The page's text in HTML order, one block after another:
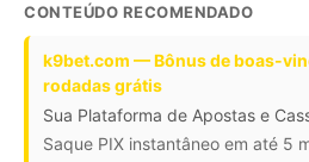
CONTEÚDO RECOMENDADO
k9bet.com — Bônus de boas-
rodadas grátis
Sua Plataforma de Apostas e
Saque PIX instantâneo em até 5